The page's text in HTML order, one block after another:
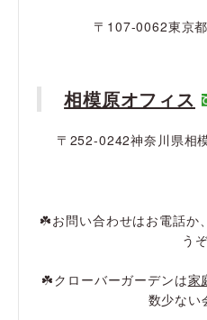
〒107-0062東京
相模原オフィス
〒252-0242神奈川県相
☘️お問い合わせはお電話か
う
☘️クローバーガーデンは家
数少ない